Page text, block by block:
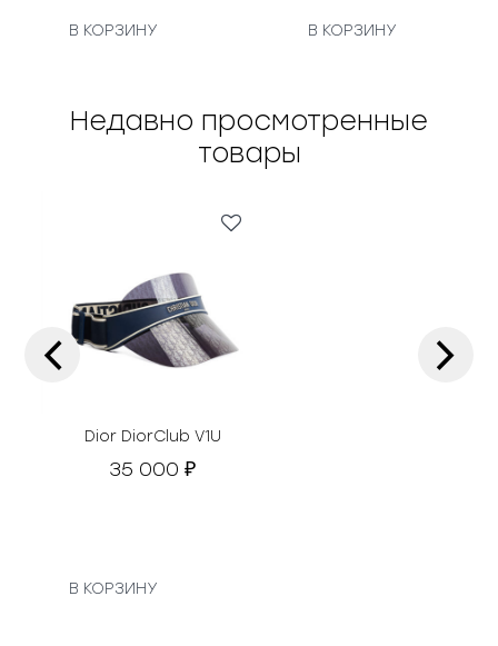
В КОРЗИНУ В КОРЗИНУ
Недавно просмотренные
товары
Dior DiorClub V1U
35 000₽
В КОРЗИНУ
‹ ›